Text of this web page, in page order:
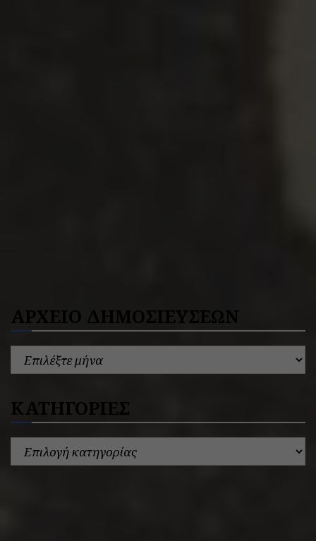
ΑΡΧΕΙΟ ΔΗΜΟΣΙΕΥΣΕΩΝ
ΚΑΤΗΓΟΡΙΕΣ